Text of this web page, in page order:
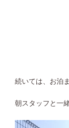
続いては、お泊
朝スタッフと一